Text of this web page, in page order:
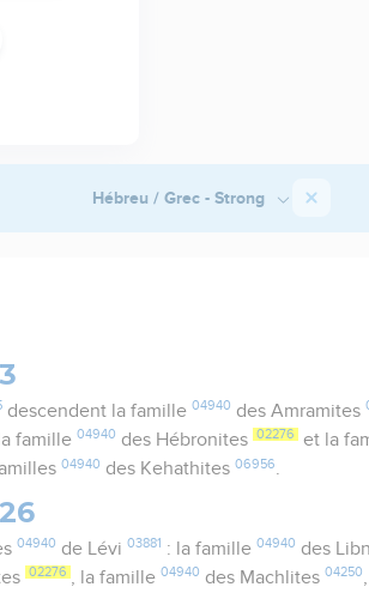
Hébreu / Grec - Strong
descendent la famille 04940 des Amramites
famille04940 des Hébronites 02276 et la
04940 des Kehathites06956.
04940 de Lévi 03881 : la famille 04940 des
02276 , la famille04940 des Machlites04250